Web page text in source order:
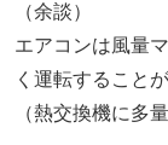
（余談）
エアコンは風量
く運転すること
（熱交換機に多